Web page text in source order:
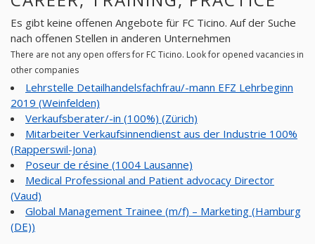
Es gibt keine offenen Angebote für FC Ticino. Auf der Suche
nach offenen Stellen in anderen Unternehmen
There are not any open offers for FC Ticino. Look for opened vacancies in
other companies
Lehrstelle Detailhandelsfachfrau/-mann EFZ Lehrbeginn
2019 (Weinfelden)
Verkaufsberater/-in (100%) (Zürich)
Mitarbeiter Verkaufsinnendienst aus der Industrie 100%
(Rapperswil-Jona)
Poseur de résine (1004 Lausanne)
Medical Professional and Patient advocacy Director
(Vaud)
Global Management Trainee (m/f) – Marketing (Hamburg
(DE))